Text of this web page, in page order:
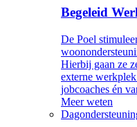
Begeleid
De Poel
Hierbij gaan ze
externe
jobcoaches én
Meer weten